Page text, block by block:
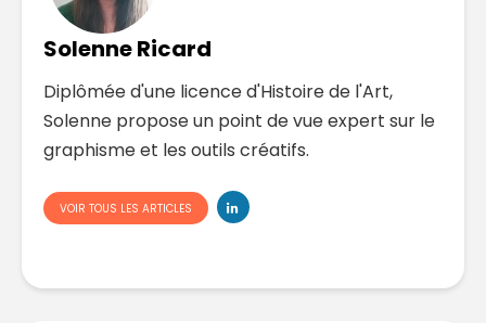
Solenne Ricard
Diplômée d'une licence d'Histoire de l'Art,
Solenne propose un point de vue expert sur le
graphisme et les outils créatifs.
VOIR TOUS LES ARTICLES